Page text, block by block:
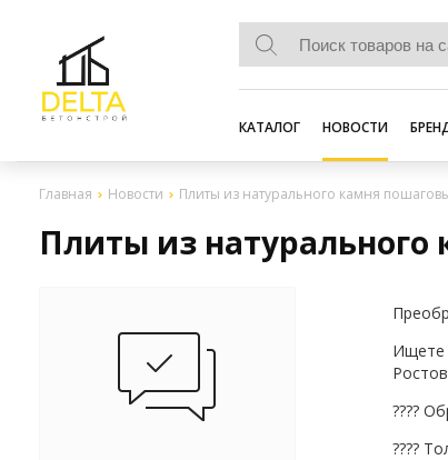
КАТАЛОГ НОВОСТИ
Главная Новости Плиты из натурального камня
Плиты из
Ищете
????
????